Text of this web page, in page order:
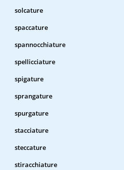
solcature
spaccature
spannocchiature
spellicciature
spigature
sprangature
spurgature
stacciature
steccature
stiracchiature